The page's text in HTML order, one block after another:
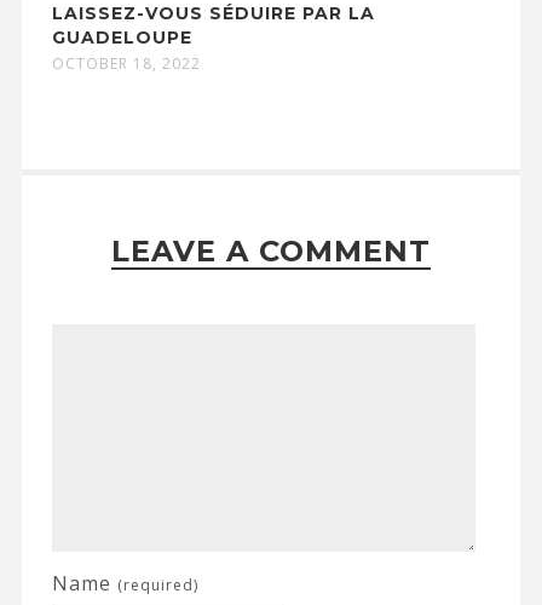
LAISSEZ-VOUS SÉDUIRE PAR LA
GUADELOUPE
OCTOBER 18, 2022
LEAVE A COMMENT
Name (required)